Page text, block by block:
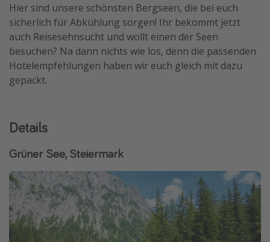
Weitere Themen
Reise Journal
Familienurlaub in der Türkei
Rundreisen in Thailand
Bahnreisen in der Schweiz
Travel Know How
Last Minute Urlaub Deutschland
Hier sind unsere schönsten Bergseen, die bei euch
sicherlich für Abkühlung sorgen! Ihr bekommt jetzt
auch Reisesehnsucht und wollt einen der Seen
besuchen? Na dann nichts wie los, denn die passenden
Hotelempfehlungen haben wir euch gleich mit dazu
gepackt.
Details
Grüner See, Steiermark